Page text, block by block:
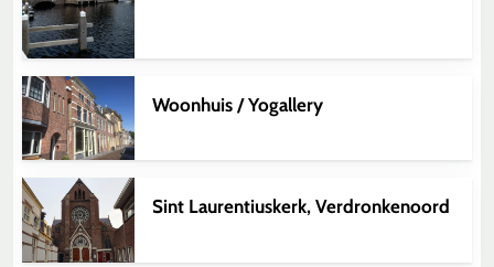
Woonhuis / Yogallery
Sint Laurentiuskerk, Verdronkenoord